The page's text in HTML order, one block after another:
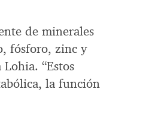
de minerales
fósforo, zinc y
“Estos
la función